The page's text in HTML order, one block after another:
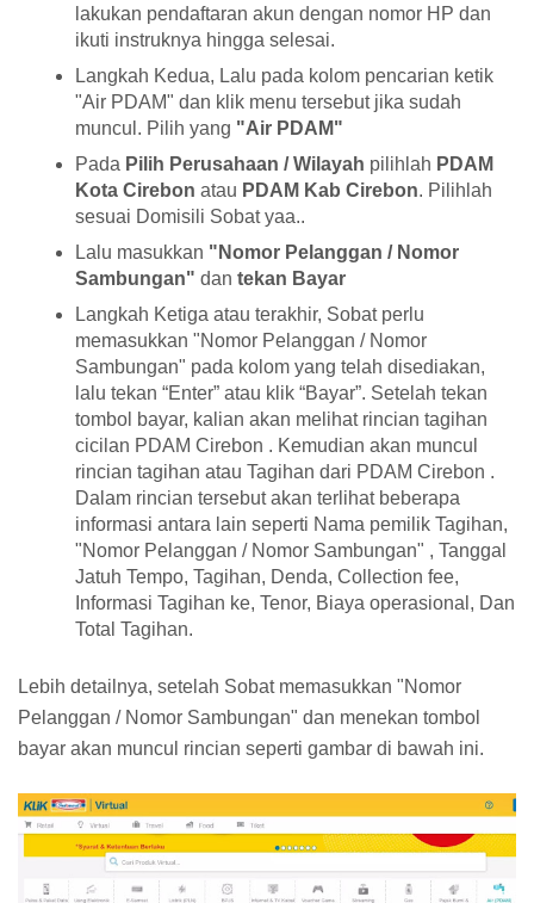
lakukan pendaftaran akun dengan nomor HP dan
ikuti instruknya hingga selesai.
Langkah Kedua, Lalu pada kolom pencarian ketik
"Air PDAM" dan klik menu tersebut jika sudah
muncul. Pilih yang "Air PDAM"
Pada Pilih Perusahaan / Wilayah pilihlah PDAM
Kota Cirebon atau PDAM Kab Cirebon. Pilihlah
sesuai Domisili Sobat yaa..
Lalu masukkan "Nomor Pelanggan / Nomor
Sambungan" dan tekan Bayar
Langkah Ketiga atau terakhir, Sobat perlu
memasukkan "Nomor Pelanggan / Nomor
Sambungan" pada kolom yang telah disediakan,
lalu tekan “Enter” atau klik “Bayar”. Setelah tekan
tombol bayar, kalian akan melihat rincian tagihan
cicilan PDAM Cirebon . Kemudian akan muncul
rincian tagihan atau Tagihan dari PDAM Cirebon .
Dalam rincian tersebut akan terlihat beberapa
informasi antara lain seperti Nama pemilik Tagihan,
"Nomor Pelanggan / Nomor Sambungan" , Tanggal
Jatuh Tempo, Tagihan, Denda, Collection fee,
Informasi Tagihan ke, Tenor, Biaya operasional, Dan
Total Tagihan.
Lebih detailnya, setelah Sobat memasukkan "Nomor
Pelanggan / Nomor Sambungan" dan menekan tombol
bayar akan muncul rincian seperti gambar di bawah ini.